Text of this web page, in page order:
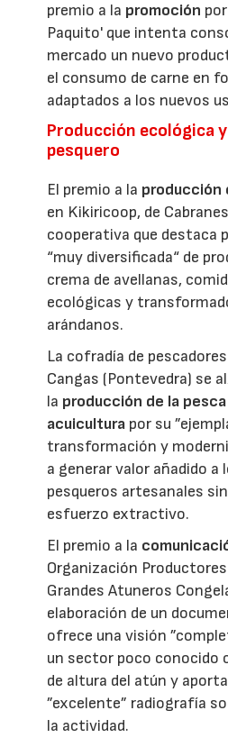
premio a la promoción
Paquito' que intenta
mercado un nuevo
el consumo de carne en
adaptados a los nuevos
Producción ecológica
pesquero
El premio a la producción
en Kikiricoop, de
cooperativa que destaca
“muy diversificada“ de
crema de avellanas,
ecológicas y
arándanos.
La cofradía de
Cangas (Pontevedra) se
la producción de la
acuicultura por su
transformación y
a generar valor añadido a
pesqueros artesanales
esfuerzo extractivo.
El premio a la
Organización
Grandes Atuneros
elaboración de un
ofrece una visión
un sector poco conocido
de altura del atún y
”excelente” radiografía
la actividad.